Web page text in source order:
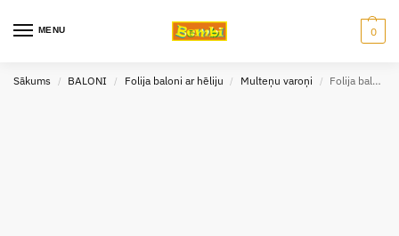
MENU 0
Sākums / BALONI / Folija baloni ar hēliju / Multeņu varoņi / Folija balons ar hēliju Fireman Sam 43 cm